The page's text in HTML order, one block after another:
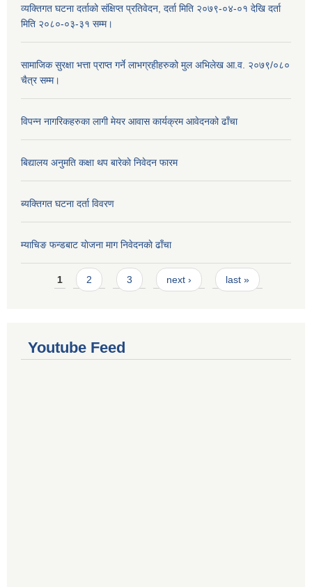
व्यक्तिगत घटना दर्ताको संक्षिप्त प्रतिवेदन, दर्ता मिति २०७९-०४-०१ देखि दर्ता
मिति २०८०-०३-३१ सम्म।
सामाजिक सुरक्षा भत्ता प्राप्त गर्ने लाभग्रहीहरुको मुल अभिलेख आ.व. २०७९/०८०
चैत्र सम्म।
विपन्न नागरिकहरुका लागी मेयर आवास कार्यक्रम आवेदनको ढाँचा
बिद्यालय अनुमति कक्षा थप बारेकाे निवेदन फारम
ब्यक्तिगत घटना दर्ता विवरण
म्याचिङ फन्डबाट याेजना माग निवेदनकाे ढाँचा
Pages
1 2 3 next › last »
Youtube Feed